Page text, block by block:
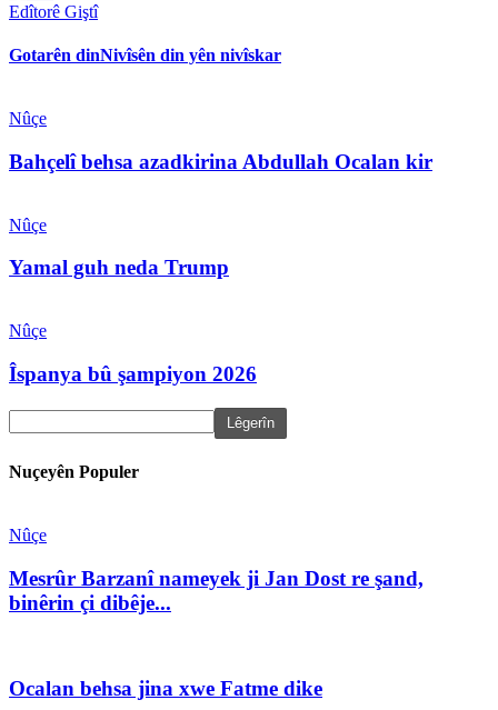
Edîtorê Giştî
Gotarên dinNivîsên din yên nivîskar
Nûçe
Bahçelî behsa azadkirina Abdullah Ocalan kir
Nûçe
Yamal guh neda Trump
Nûçe
Îspanya bû şampiyon 2026
Nuçeyên Populer
Nûçe
Mesrûr Barzanî nameyek ji Jan Dost re şand,
binêrin çi dibêje...
Ocalan behsa jina xwe Fatme dike